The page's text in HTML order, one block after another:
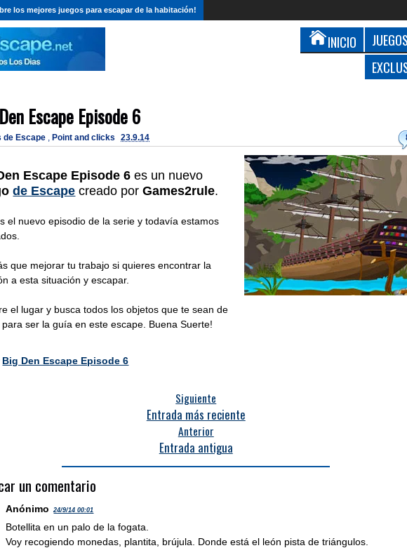
los mejores juegos para escapar de la habitación!
INICIO
Escape Episode 6
de Escape , Point and clicks 23.9.14
Escape Episode 6es un nuevo
de Escape creado porGames2rule.
el nuevo episodio de la serie y todavía estamos
que mejorar tu trabajo si quieres encontrar la
a esta situación y escapar.
el lugar y busca todos los objetos que te sean de
para ser la guía en este escape. Buena Suerte!
Big Den Escape Episode 6
Siguiente
Entrada más reciente
Anterior
Entrada antigua
un comentario
Anónimo 24/9/14 00:01
Botellita en un palo de la fogata.
Voy recogiendo monedas, plantita, brújula. Donde está el león pista de triángulos.